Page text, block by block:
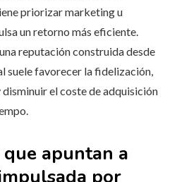
priorizar marketing u
un retorno más eficiente.
reputación construida desde
suele favorecer la fidelización,
el coste de adquisición
apuntan a
por